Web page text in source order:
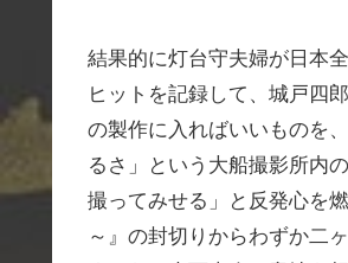
結果的に灯台守夫婦が日本
ヒットを記録して、城戸四
の製作に入ればいいものを
るさ」という大船撮影所内
撮ってみせる」と反発心を
～』の封切りからわずか二